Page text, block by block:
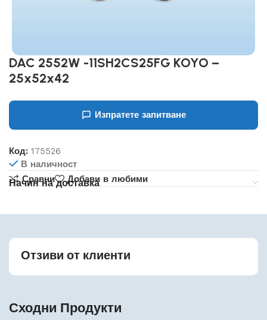
DAC 2552W -11SH2CS25FG KOYO –
25x52x42
Изпратете запитване
Код:175526
В наличност
Сравни
Добави в любими
Начин на доставка
Отзиви от клиенти
Сходни Продукти